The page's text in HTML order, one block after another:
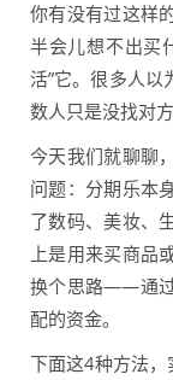
你有没有过这样
半会儿想不出买
活”它。很多人以
数人只是没找对方
今天我们就聊聊
问题：分期乐本
了数码、美妆、
上是用来买商品
换个思路——通过
配的资金。
下面这4种方法，